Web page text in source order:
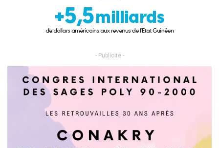
- Publicité -